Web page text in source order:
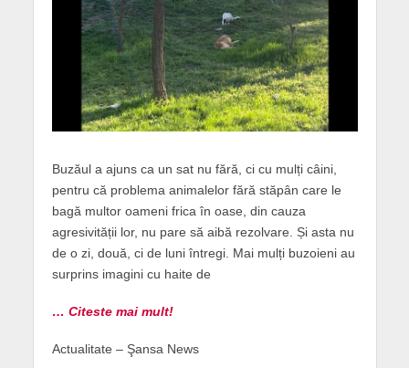
Buzăul a ajuns ca un sat nu fără, ci cu mulți câini,
pentru că problema animalelor fără stăpân care le
bagă multor oameni frica în oase, din cauza
agresivității lor, nu pare să aibă rezolvare. Și asta nu
de o zi, două, ci de luni întregi. Mai mulți buzoieni au
surprins imagini cu haite de
… Citeste mai mult!
Actualitate – Şansa News